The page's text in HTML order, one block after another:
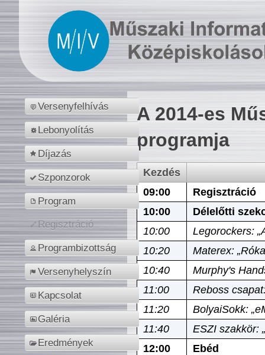
Versenyfelhívás
Lebonyolítás
Díjazás
Szponzorok
Program
Regisztráció
Programbizottság
Versenyhelyszín
Kapcsolat
Galéria
Eredmények
A 2014-es
programja
Kezdés
09:00
Regisztráció
10:00
Délelőtti
10:00
Legorockers:
10:20
Materex:
10:40
Murphy's
11:00
Reboss
11:20
BolyaiSokk:
11:40
ESZI szakkör:
12:00
Ebéd